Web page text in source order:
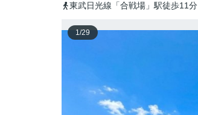
東武日光線「合戦場」駅徒歩11分
1/29